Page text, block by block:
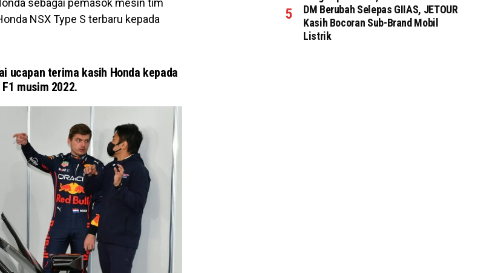
sebagai pemasok mesin tim
NSX Type S terbaru kepada
ucapan terima kasih Honda kepada
musim 2022.
DM Berubah Selepas GIIAS, JETOUR
Kasih Bocoran Sub-Brand Mobil
Listrik